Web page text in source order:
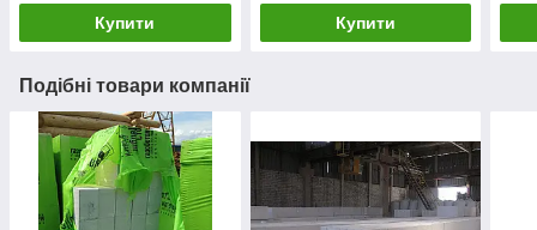
Купити Купити
Подібні товари компанії